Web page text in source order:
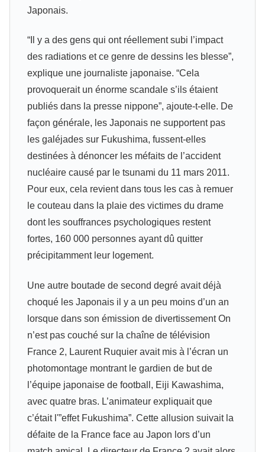
Japonais.
“Il y a des gens qui ont réellement subi l’impact
des radiations et ce genre de dessins les blesse”,
explique une journaliste japonaise. “Cela
provoquerait un énorme scandale s’ils étaient
publiés dans la presse nippone”, ajoute-t-elle. De
façon générale, les Japonais ne supportent pas
les galéjades sur Fukushima, fussent-elles
destinées à dénoncer les méfaits de l’accident
nucléaire causé par le tsunami du 11 mars 2011.
Pour eux, cela revient dans tous les cas à remuer
le couteau dans la plaie des victimes du drame
dont les souffrances psychologiques restent
fortes, 160 000 personnes ayant dû quitter
précipitamment leur logement.
Une autre boutade de second degré avait déjà
choqué les Japonais il y a un peu moins d’un an
lorsque dans son émission de divertissement On
n’est pas couché sur la chaîne de télévision
France 2, Laurent Ruquier avait mis à l’écran un
photomontage montrant le gardien de but de
l’équipe japonaise de football, Eiji Kawashima,
avec quatre bras. L’animateur expliquait que
c’était l'”effet Fukushima”. Cette allusion suivait la
défaite de la France face au Japon lors d’un